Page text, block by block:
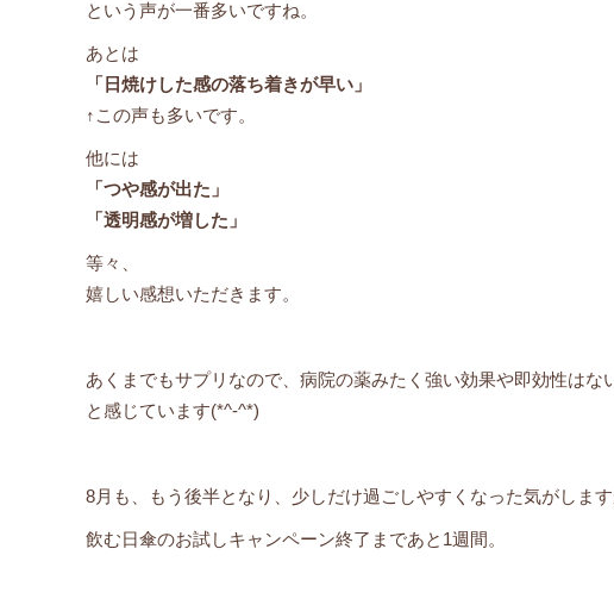
という声が一番多いですね。
あとは
「日焼けした感の落ち着きが早い」
↑この声も多いです。
他には
「つや感が出た」
「透明感が増した」
等々、
嬉しい感想いただきます。
あくまでもサプリなので、病院の薬みたく強い効果や即効性は
と感じています(*^-^*)
8月も、もう後半となり、少しだけ過ごしやすくなった気がしま
飲む日傘のお試しキャンペーン終了まであと1週間。